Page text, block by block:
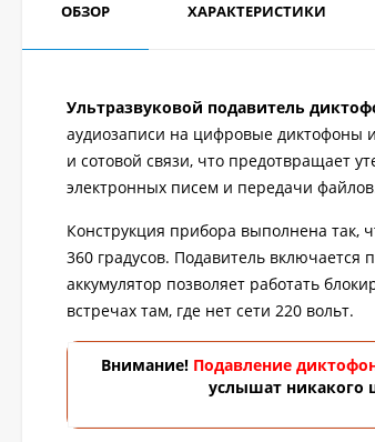
ОБЗОР ХАРАКТЕРИСТИКИ
Ультразвуковой подавитель
аудиозаписи на цифровые диктофоны
и сотовой связи, что предотвращает
электронных писем и передачи
Конструкция прибора выполнена так,
360 градусов. Подавитель
аккумулятор позволяет работать
встречах там, где нет сети 220 вольт.
Внимание! Подавление
услышат никакого